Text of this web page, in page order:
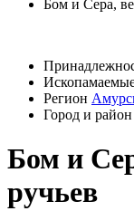
Бом и Сера,
Регион
Город и район
Бом и
ручьев